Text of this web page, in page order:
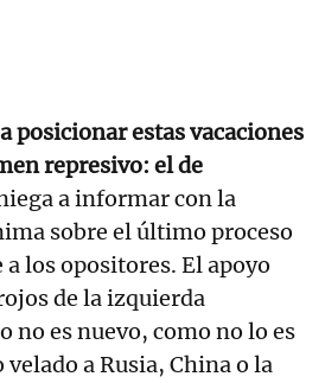
posicionar estas vacaciones
represivo: el de
a informar con la
sobre el último proceso
los opositores. El apoyo
de la izquierda
no es nuevo, como no lo es
velado a Rusia, China o la